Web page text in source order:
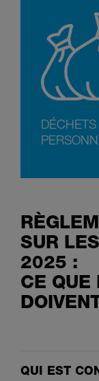
SUR
2025 :
CE QUE
QUI EST